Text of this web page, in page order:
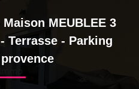
MEUBLEE 3
Terrasse - Parking